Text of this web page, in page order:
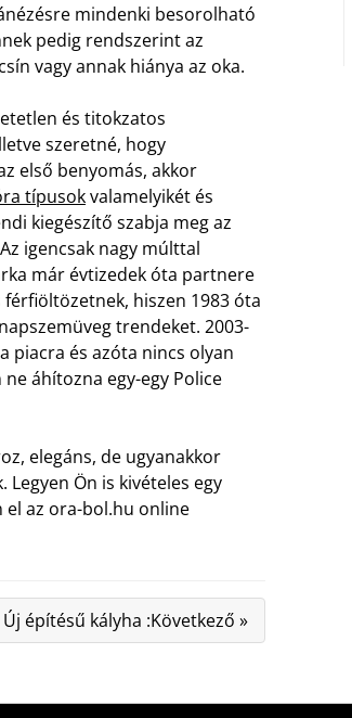
mindenki besorolható
pedig rendszerint az
vagy annak hiánya az oka.
és titokzatos
szeretné, hogy
első benyomás, akkor
típusokvalamelyikét és
kiegészítő szabja meg az
igencsak nagy múlttal
már évtizedek óta partnere
hiszen 1983 óta
trendeket. 2003-
piacra és azóta nincs olyan
áhítozna egy-egy Police
elegáns, de ugyanakkor
Ön is kivételes egy
el az ora-bol.hu online
Új építésű kályha :Következő »